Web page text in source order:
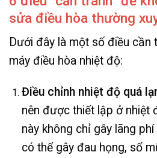
sửa điều hòa thường
Dưới đây là một số điều cần
máy điều hòa nhiệt độ:
Điều chỉnh nhiệt độ quá
nên được thiết lập ở nhiệt
này không chỉ gây lãng
có thể gây đau họng, sổ